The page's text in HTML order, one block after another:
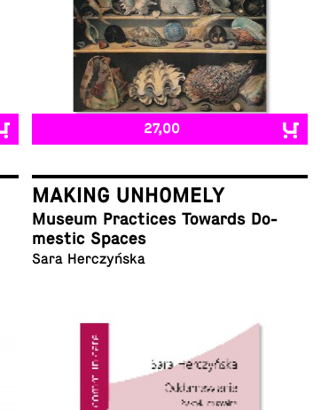
27,00
MAKING UNHOMELY
Museum Prac­tices Towards Do­
mes­tic Spaces
Sara Herczyńska